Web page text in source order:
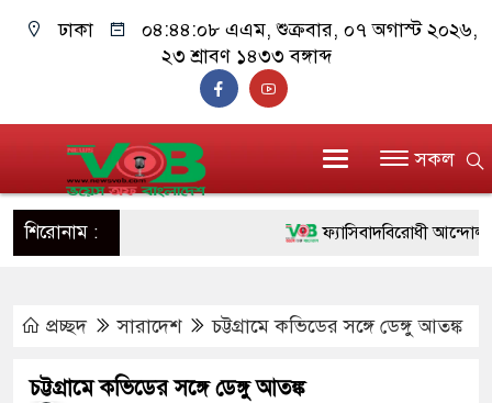
ঢাকা ০৪:৪৪:০৮ এএম, শুক্রবার, ০৭ অগাস্ট ২০২৬,
২৩ শ্রাবণ ১৪৩৩ বঙ্গাব্দ
সকল
শিরোনাম : ফ্যাসিবাদবিরোধী আন্দোলনে
মাননীয় প্রধানমন্ত্রী, মন্ত্রীবর্গ
সিল-স্বাক্ষর জালিয়াতি চক্রের
প্রচ্ছদ সারাদেশ চট্টগ্রামে কভিডের সঙ্গে ডেঙ্গু আতঙ্ক
চট্টগ্রামে কভিডের সঙ্গে ডেঙ্গু আতঙ্ক